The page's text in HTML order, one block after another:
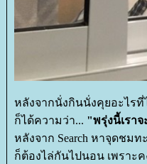
หลังจากนั่งกินนั่งคุยอะไร
ก็ได้ความว่า... "พรุ่งนี้เรา
หลังจาก Search หาจุดชม
ก็ต้องไล่กันไปนอน เพราะ